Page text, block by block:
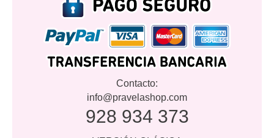
Contacto:
info@pravelashop.com
928 934 373